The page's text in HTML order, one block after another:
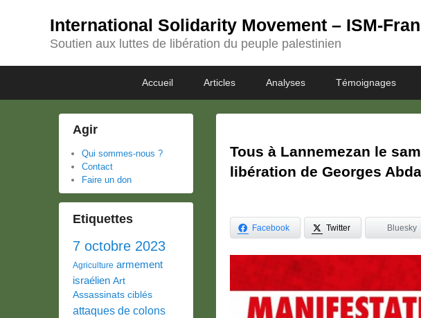
International Solidarity Movement – ISM-
Soutien aux luttes de libération du peuple palestinien
menu
Accueil Articles Analyses Témoignages
Tous à Lannemezan le
libération de Georges
Facebook Twitter Bluesky
Agir
Qui sommes-nous ?
Contact
Faire un don
Etiquettes
7 octobre 2023
Agriculture armement
israélien Art
Assassinats ciblés
attaques de colons